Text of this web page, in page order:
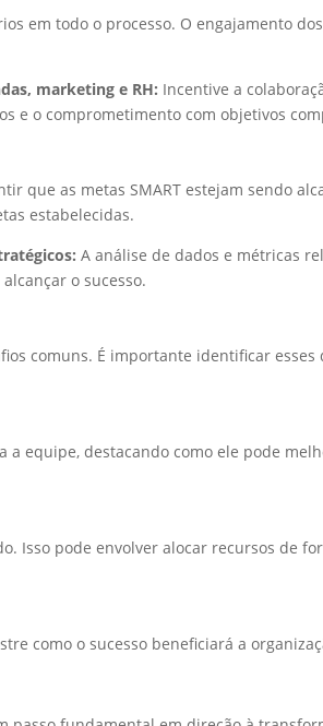
em todo o processo. O engajamento
marketing e RH: Incentive a
e o comprometimento com objetivos
que as metas SMART estejam sendo
estabelecidas.
A análise de dados e métricas
o sucesso.
comuns. É importante identificar
a equipe, destacando como ele pode
Isso pode envolver alocar recursos de
como o sucesso beneficiará a